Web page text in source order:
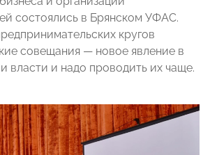
состоялись в Брянском УФАС.
кругов
совещания — новое явление в
власти и надо проводить их чаще.